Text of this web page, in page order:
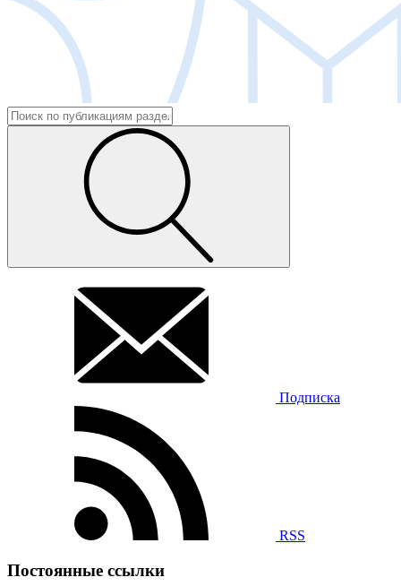
Подписка
RSS
Постоянные ссылки